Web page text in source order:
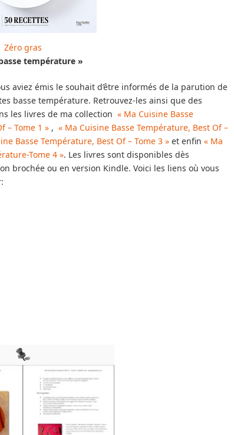
Zéro gras
température »
aviez émis le souhait d’être informés de la parution de
basse température. Retrouvez-les ainsi que des
les livres de ma collection « Ma Cuisine Basse
– Tome 1 » , « Ma Cuisine Basse Température, Best Of –
Basse Température, Best Of – Tome 3 » et enfin « Ma
Tome 4 ». Les livres sont disponibles dès
brochée ou en version Kindle. Voici les liens où vous